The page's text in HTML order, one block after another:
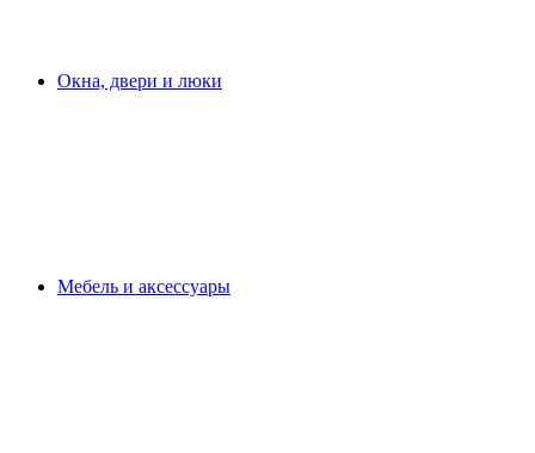
Окна, двери и люки
Мебель и аксессуары